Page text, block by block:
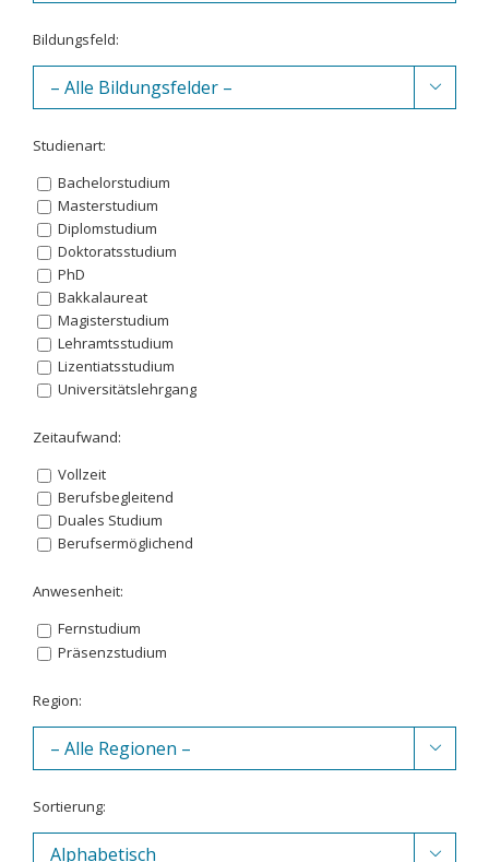
Tätigkeiten
in
unterschiedlichsten
Bereichen
vorbereitet.
Bildungsfeld:

Studienart:
Bachelorstudium
Masterstudium
Diplomstudium
Doktoratsstudium
PhD
Bakkalaureat
Magisterstudium
Lehramtsstudium
Lizentiatsstudium
Universitätslehrgang
Zeitaufwand:
Vollzeit
Berufsbegleitend
Duales Studium
Berufsermöglichend
Anwesenheit:
Fernstudium
Präsenzstudium
Region:

Sortierung:
